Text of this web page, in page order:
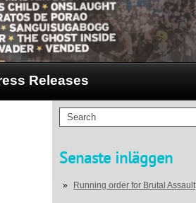
Releases
Senaste inläggen
Running order for Brutal Assault